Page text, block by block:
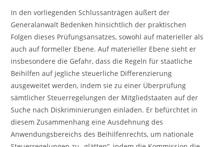
In den vorliegenden Schlussanträgen äußert der
Generalanwalt Bedenken hinsichtlich der praktischen
Folgen dieses Prüfungsansatzes, sowohl auf materieller als
auch auf formeller Ebene. Auf materieller Ebene sieht er
insbesondere die Gefahr, dass die Regeln für staatliche
Beihilfen auf jegliche steuerliche Differenzierung
ausgeweitet werden, indem sie zu einer Überprüfung
sämtlicher Steuerregelungen der Mitgliedstaaten auf der
Suche nach Diskriminierungen einladen. Er befürchtet in
diesem Zusammenhang eine Ausdehnung des
Anwendungsbereichs des Beihilfenrechts, um nationale